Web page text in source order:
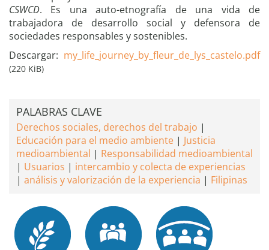
CSWCD. Es una auto-etnografía de una vida de
trabajadora de desarrollo social y defensora de
sociedades responsables y sostenibles.
Descargar: my_life_journey_by_fleur_de_lys_castelo.pdf
(220 KiB)
PALABRAS CLAVE
Derechos sociales, derechos del trabajo
Educación para el medio ambiente
Justicia
medioambiental
Responsabilidad medioambiental
Usuarios
intercambio y colecta de experiencias
análisis y valorización de la experiencia
Filipinas